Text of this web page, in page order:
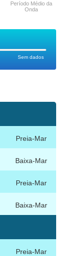
Sem dados
Período Médio da
Onda
Preia-Mar
Baixa-Mar
Preia-Mar
Baixa-Mar
Preia-Mar